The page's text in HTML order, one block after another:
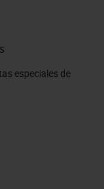
especiales de